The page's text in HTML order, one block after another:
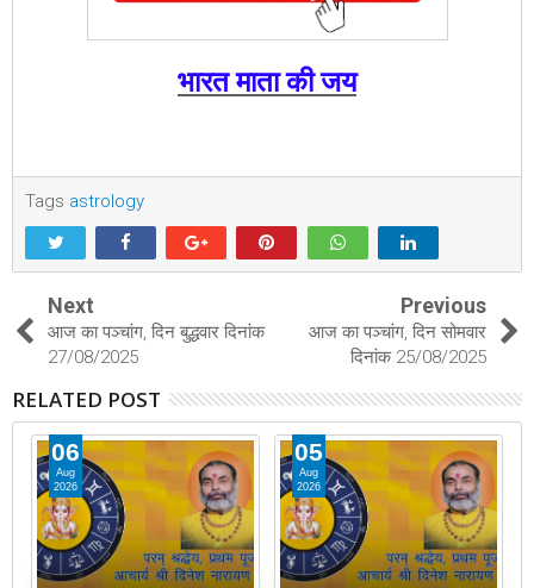
भारत माता की जय
Tags astrology
Next
आज का पञ्चांग, दिन बुद्धवार दिनांक
27/08/2025
Previous
आज का पञ्चांग, दिन सोमवार
दिनांक 25/08/2025
RELATED POST
06
Aug
2026
05
Aug
2026